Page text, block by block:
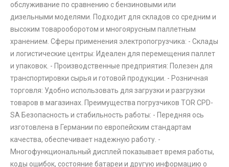
обслуживание по сравнению с бензиновыми или
дизельными моделями. Подходит для складов со средним и
высоким товарооборотом и многоярусным паллетным
хранением. Сферы применения электропогрузчика: - Склады
и логистические центры: Идеален для перемещения паллет
и упаковок. - Производственные предприятия: Полезен для
транспортировки сырья и готовой продукции. - Розничная
торговля: Удобно использовать для загрузки и разгрузки
товаров в магазинах. Преимущества погрузчиков TOR CPD-
SA Безопасность и стабильность работы: - Передняя ось
изготовлена в Германии по европейским стандартам
качества, обеспечивает надежную работу. -
Многофункциональный дисплей показывает время работы,
коды ошибок, состояние батареи и другую информацию о